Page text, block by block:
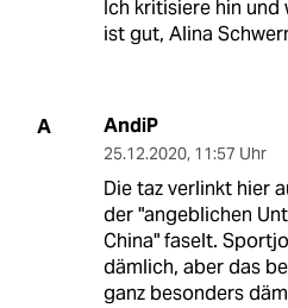
Ich kritisiere hin und
ist gut, Alina
A AndiP
25.12.2020, 11:57 Uhr
Die taz verlinkt hier
der "angeblichen
China" faselt.
dämlich, aber das
ganz besonders